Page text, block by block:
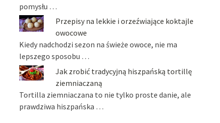
pomysłu …
Przepisy na lekkie i orzeźwiające koktajle
owocowe
Kiedy nadchodzi sezon na świeże owoce, nie ma
lepszego sposobu …
Jak zrobić tradycyjną hiszpańską tortillę
ziemniaczaną
Tortilla ziemniaczana to nie tylko proste danie, ale
prawdziwa hiszpańska …